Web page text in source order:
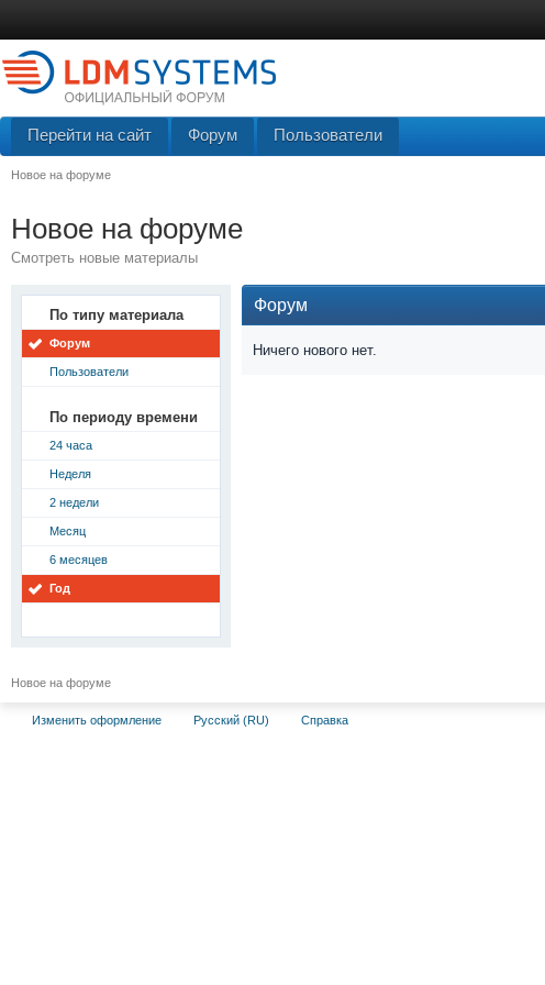
Перейти на сайт Форум Пользователи
Новое на форуме
Новое на форуме
Смотреть новые материалы
По типу материала
Форум
Пользователи
По периоду времени
24 часа
Неделя
2 недели
Месяц
6 месяцев
Год
Форум
Ничего нового нет.
Новое на форуме
Изменить оформление Русский (RU) Справка